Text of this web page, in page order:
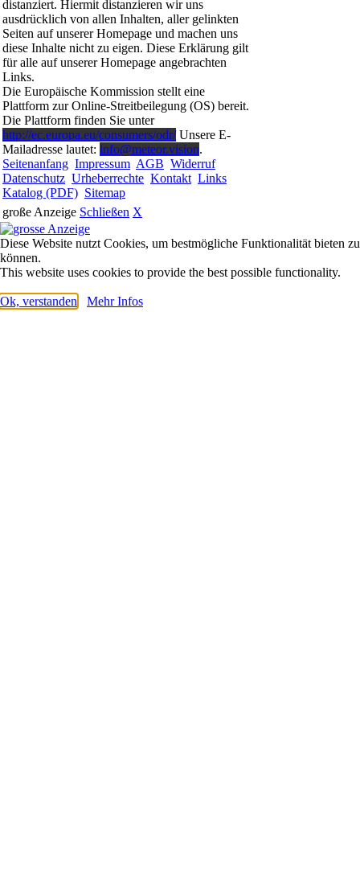
distanziert. Hiermit distanzieren wir uns
ausdrücklich von allen Inhalten, aller gelinkten
Seiten auf unserer Homepage und machen uns
diese Inhalte nicht zu eigen. Diese Erklärung gilt
für alle auf unserer Homepage angebrachten
Links.
Die Europäische Kommission stellt eine
Plattform zur Online-Streitbeilegung (OS) bereit.
Die Plattform finden Sie unter
http://ec.europa.eu/consumers/odr/Unsere E-
Mailadresse lautet: info@meteor.vision.
Seitenanfang Impressum AGB Widerruf
Datenschutz Urheberrechte Kontakt Links
Katalog (PDF) Sitemap
große Anzeige Schließen X
Diese Website nutzt Cookies, um bestmögliche Funktionalität bieten zu
können.
This website uses cookies to provide the best possible functionality.
Ok, verstanden Mehr Infos